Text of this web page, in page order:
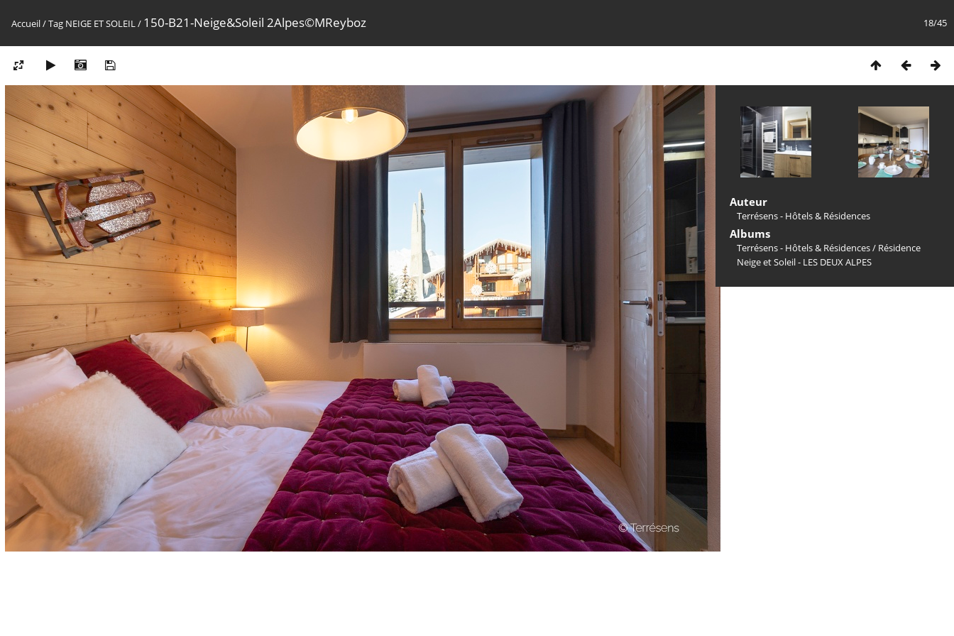
18/45
Accueil/Tag NEIGE ET SOLEIL/ 150-B21-Neige&Soleil 2Alpes©MReyboz
Auteur
Terrésens - Hôtels & Résidences
Albums
Terrésens - Hôtels & Résidences/ Résidence
Neige et Soleil - LES DEUX ALPES